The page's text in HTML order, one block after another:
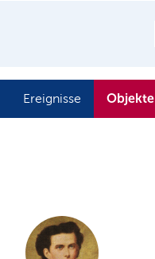
Ereignisse Objekte